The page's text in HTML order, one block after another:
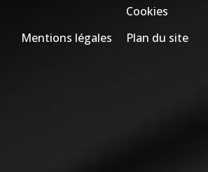
Cookies
Mentions légales
Plan du site